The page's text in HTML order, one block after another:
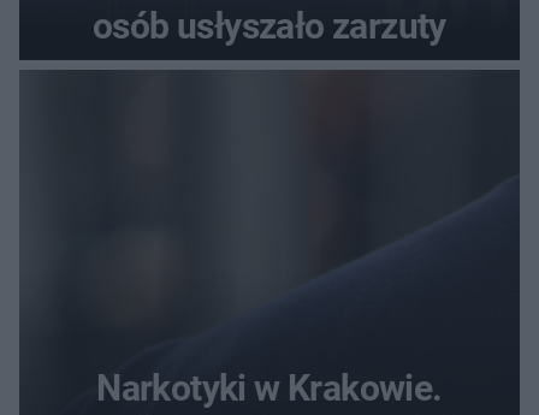
osób usłyszało zarzuty
Narkotyki w Krakowie.